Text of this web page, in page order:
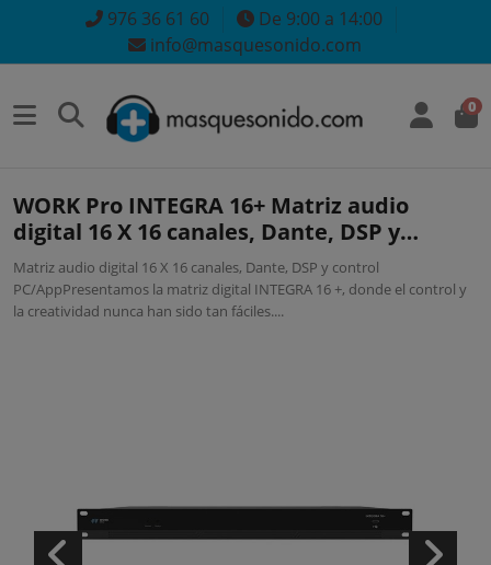
976 36 61 60
De 9:00 a 14:00
info@masquesonido.com
0
WORK Pro INTEGRA 16+ Matriz audio
digital 16 X 16 canales, Dante, DSP y
control PC/App
Matriz audio digital 16 X 16 canales, Dante, DSP y control
PC/AppPresentamos la matriz digital INTEGRA 16 +, donde el control y
la creatividad nunca han sido tan fáciles....